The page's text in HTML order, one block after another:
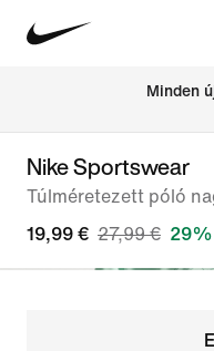
Minden
Nike Sportswear
Túlméretezett póló
19,99 € 27,99 € 29%